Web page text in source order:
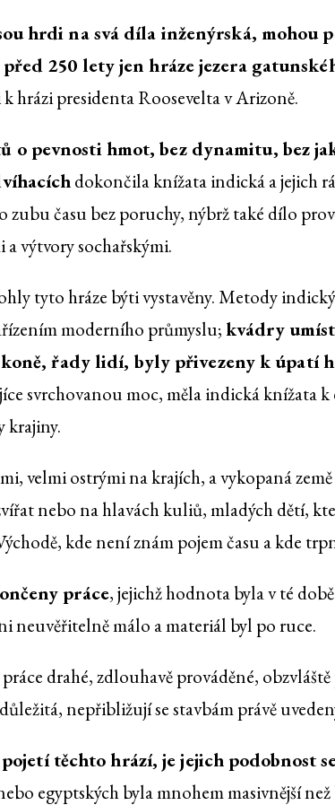
hrdi na svá díla inženýrská, mohou
250 lety jen hráze jezera
hrázi presidenta Roosevelta v Arizoně.
o pevnosti hmot, bez dynamitu, bez
dokončila knížata indická a jejich
času bez poruchy, nýbrž také dílo
výtvory sochařskými.
tyto hráze býti vystavěny. Metody
moderního průmyslu;kvádry
řady lidí, byly přivezeny k úpatí
svrchovanou moc, měla indická knížata k
krajiny.
velmi ostrými na krajích, a vykopaná
nebo na hlavách kuliů, mladých dětí,
kde není znám pojem času a kde
práce, jejichž hodnota byla v té
neuvěřitelně málo a materiál byl po ruce.
drahé, zdlouhavě prováděné,
nepřibližují se stavbám právě
těchto hrází, je jejich podobnost
egyptských byla mnohem masivnější